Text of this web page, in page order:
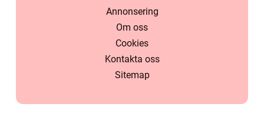
Annonsering
Om oss
Cookies
Kontakta oss
Sitemap